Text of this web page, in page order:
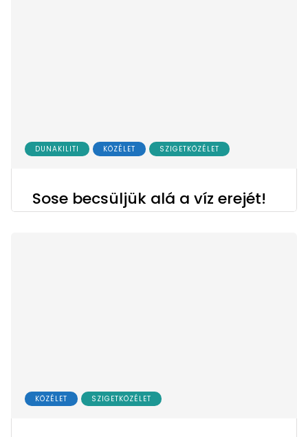
DUNAKILITI KÖZÉLET SZIGETKÖZÉLET
Sose becsüljük alá a víz erejét!
KÖZÉLET SZIGETKÖZÉLET